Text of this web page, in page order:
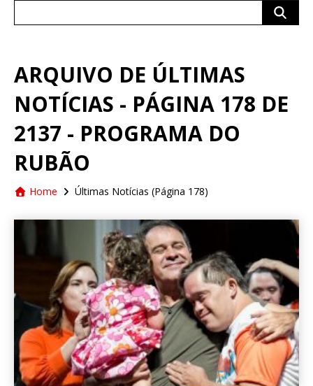
ARQUIVO DE ÚLTIMAS
NOTÍCIAS - PÁGINA 178 DE
2137 - PROGRAMA DO
RUBÃO
Home Últimas Notícias (Página 178)